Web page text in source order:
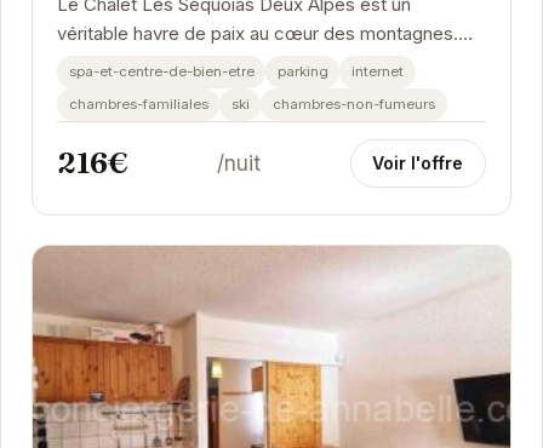
Le Chalet Les Sequoias Deux Alpes est un
véritable havre de paix au cœur des montagnes.
Offrant un confort exceptionnel et une vue
spa-et-centre-de-bien-etre parking
internet
chambres-familiales
ski chambres-non-fumeurs
216€ /nuit Voir l'offre